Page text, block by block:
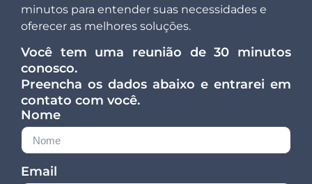
Você tem uma reunião de 30 minutos
conosco.
Preencha os dados abaixo e entrarei em
contato com você.
Nome
Email
minutos para entender suas necessidades e
oferecer as melhores soluções.